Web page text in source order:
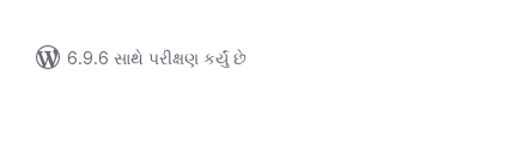
6.9.6 સાથે પરીક્ષણ કર્યું છે